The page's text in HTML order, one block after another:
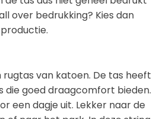
over bedrukking? Kies dan
rugtas van katoen. De tas heeft
die goed draagcomfort bieden.
een dagje uit. Lekker naar de